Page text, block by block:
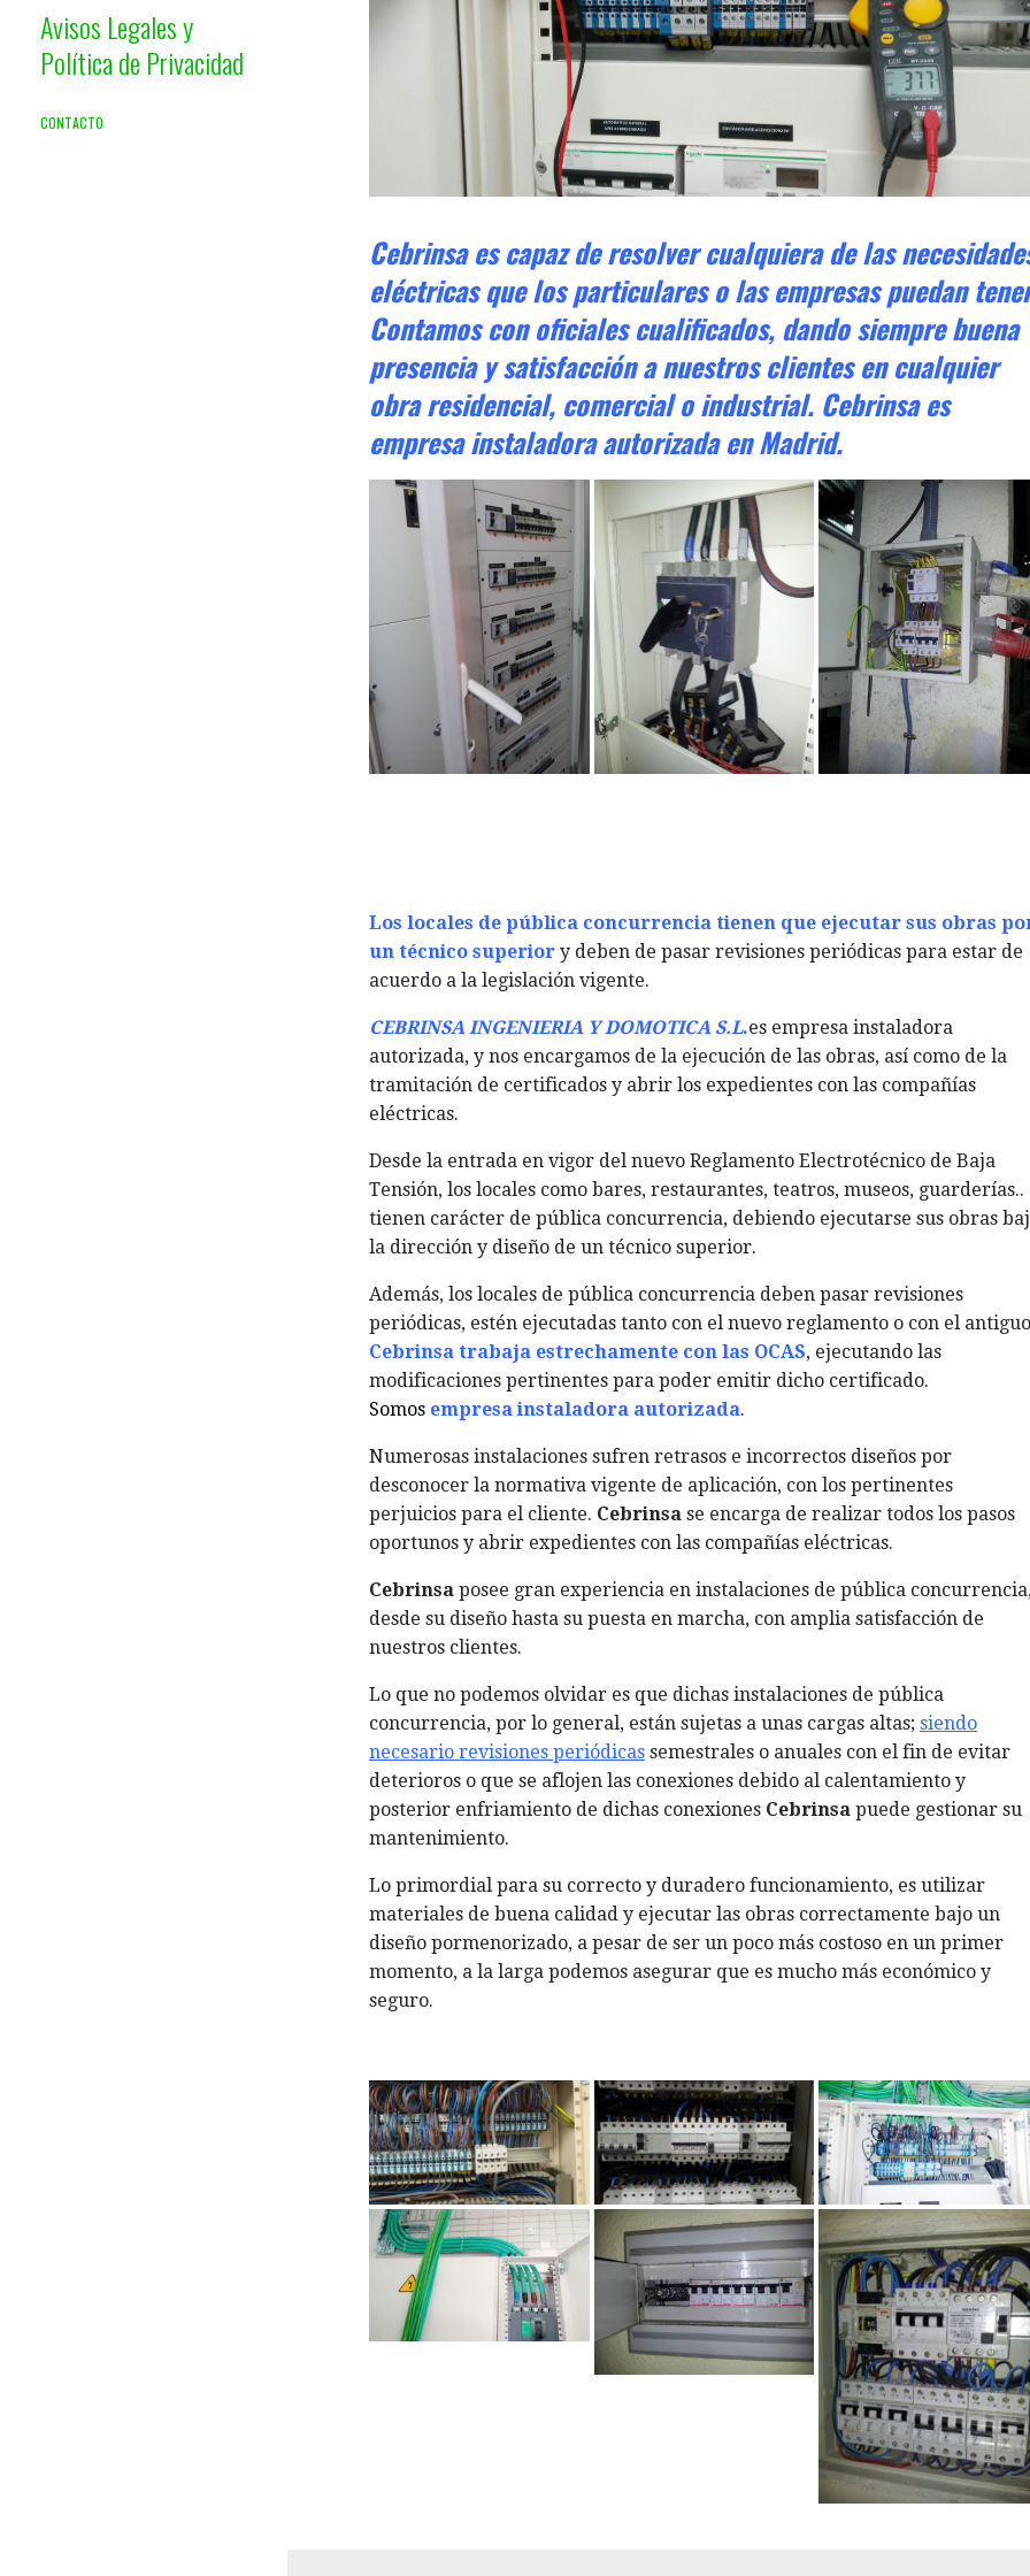
Avisos Legales y
Política de Privacidad
CONTACTO
Cebrinsa es capaz de resolver cualquiera de las
eléctricas que los particulares o las empresas puedan
Contamos con oficiales cualificados, dando siempre buena
presencia y satisfacción a nuestros clientes en cualquier
obra residencial, comercial o industrial. Cebrinsa es
empresa instaladora autorizada en Madrid.
Los locales de pública concurrencia tienen que ejecutar sus obras
un técnico superior y deben de pasar revisiones periódicas para estar de
acuerdo a la legislación vigente.
CEBRINSA INGENIERIA Y DOMOTICA S.L.es empresa instaladora
autorizada, y nos encargamos de la ejecución de las obras, así como de la
tramitación de certificados y abrir los expedientes con las compañías
eléctricas.
Desde la entrada en vigor del nuevo Reglamento Electrotécnico de Baja
Tensión, los locales como bares, restaurantes, teatros, museos, guarderías..
tienen carácter de pública concurrencia, debiendo ejecutarse sus obras
la dirección y diseño de un técnico superior.
Además, los locales de pública concurrencia deben pasar revisiones
periódicas, estén ejecutadas tanto con el nuevo reglamento o con el
Cebrinsa trabaja estrechamente con las OCAS, ejecutando las
modificaciones pertinentes para poder emitir dicho certificado.
Somos empresa instaladora autorizada.
Numerosas instalaciones sufren retrasos e incorrectos diseños por
desconocer la normativa vigente de aplicación, con los pertinentes
perjuicios para el cliente. Cebrinsa se encarga de realizar todos los pasos
oportunos y abrir expedientes con las compañías eléctricas.
Cebrinsa posee gran experiencia en instalaciones de pública
desde su diseño hasta su puesta en marcha, con amplia satisfacción de
nuestros clientes.
Lo que no podemos olvidar es que dichas instalaciones de pública
concurrencia, por lo general, están sujetas a unas cargas altas; siendo
necesario revisiones periódicas semestrales o anuales con el fin de evitar
deterioros o que se aflojen las conexiones debido al calentamiento y
posterior enfriamiento de dichas conexiones Cebrinsa puede gestionar su
mantenimiento.
Lo primordial para su correcto y duradero funcionamiento, es utilizar
materiales de buena calidad y ejecutar las obras correctamente bajo un
diseño pormenorizado, a pesar de ser un poco más costoso en un primer
momento, a la larga podemos asegurar que es mucho más económico y
seguro.